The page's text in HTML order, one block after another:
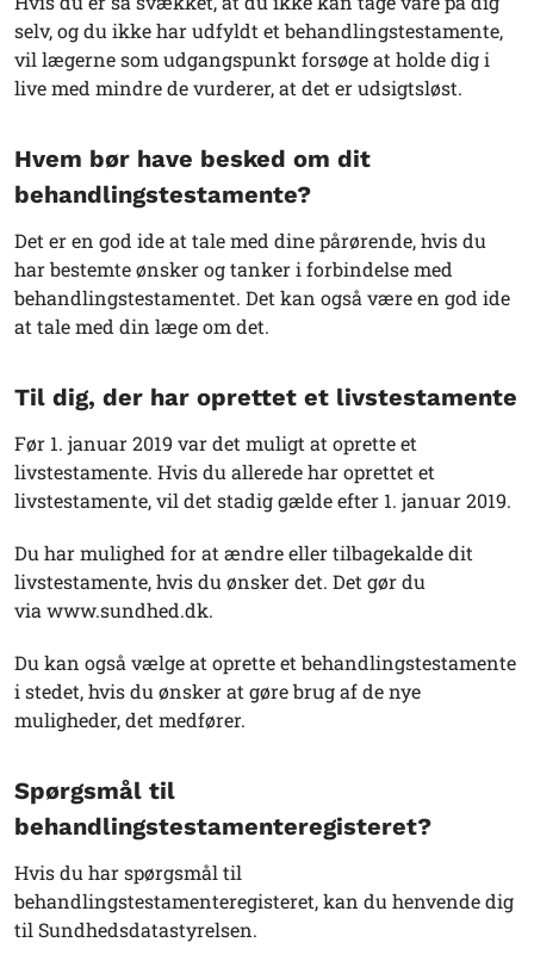
selv, og du ikke har udfyldt et behandlingstestamente,
vil lægerne som udgangspunkt forsøge at holde dig i
live med mindre de vurderer, at det er udsigtsløst.
Hvem bør have besked om dit
behandlingstestamente?
Det er en god ide at tale med dine pårørende, hvis du
har bestemte ønsker og tanker i forbindelse med
behandlingstestamentet. Det kan også være en god ide
at tale med din læge om det.
Til dig, der har oprettet et livstestamente
Før 1. januar 2019 var det muligt at oprette et
livstestamente. Hvis du allerede har oprettet et
livstestamente, vil det stadig gælde efter 1. januar 2019.
Du har mulighed for at ændre eller tilbagekalde dit
livstestamente, hvis du ønsker det. Det gør du
via www.sundhed.dk.
Du kan også vælge at oprette et behandlingstestamente
i stedet, hvis du ønsker at gøre brug af de nye
muligheder, det medfører.
Spørgsmål til
behandlingstestamenteregisteret?
Hvis du har spørgsmål til
behandlingstestamenteregisteret, kan du henvende dig
til Sundhedsdatastyrelsen.